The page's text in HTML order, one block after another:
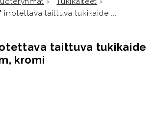
irrotettava taittuva tukikaide ...
taittuva tukikaide
kromi